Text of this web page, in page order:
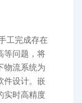
工完成存在
等问题，将
物流系统为
件设计。嵌
实时高精度